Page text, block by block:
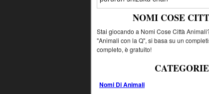
NOMI COSE
Stai giocando a Nomi Cose Città
"Animali con la Q", si basa su un
completo, è gratuito!
Nomi Di Animali